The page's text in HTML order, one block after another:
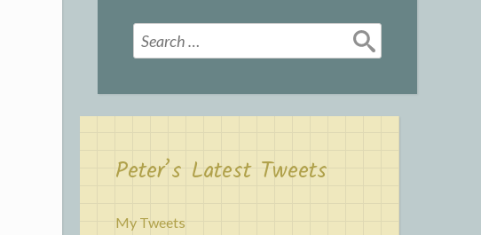
Search
for:
Peter’s Latest Tweets
My Tweets